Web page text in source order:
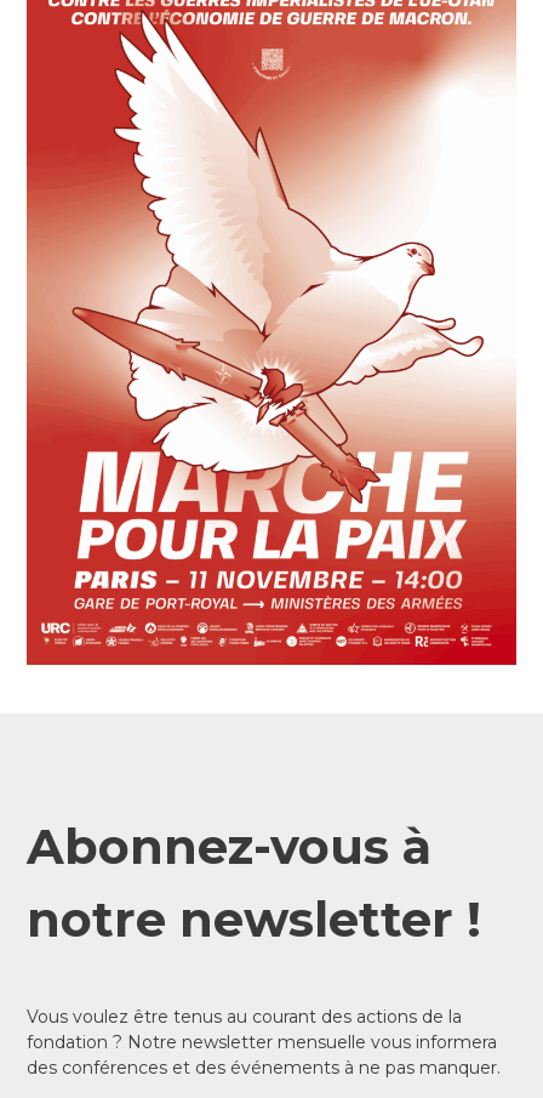
Abonnez-vous à
notre newsletter !
Vous voulez être tenus au courant des actions de la
fondation ? Notre newsletter mensuelle vous informera
des conférences et des événements à ne pas manquer.